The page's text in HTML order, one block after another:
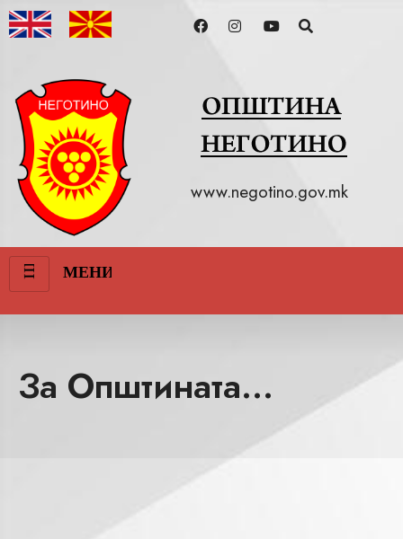
www.negotino.gov.mk
МЕНИ
III
За Општината...